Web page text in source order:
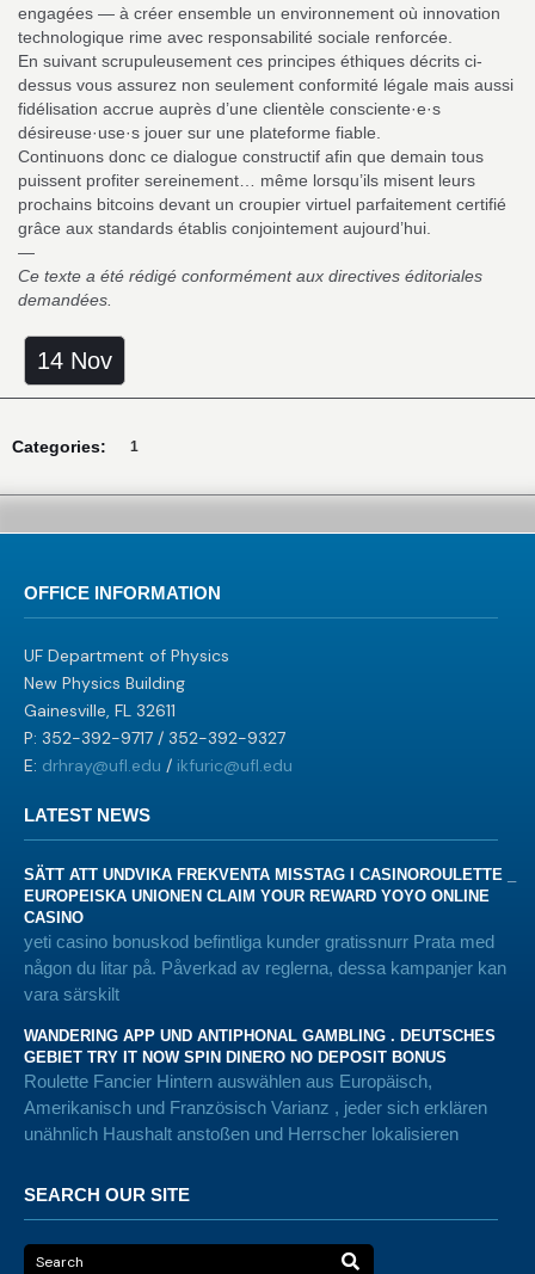
engagées — à créer ensemble un environnement où innovation
technologique rime avec responsabilité sociale renforcée.
En suivant scrupuleusement ces principes éthiques décrits ci-
dessus vous assurez non seulement conformité légale mais aussi
fidélisation accrue auprès d’une clientèle consciente·e·s
désireuse·use·s jouer sur une plateforme fiable.
Continuons donc ce dialogue constructif afin que demain tous
puissent profiter sereinement… même lorsqu’ils misent leurs
prochains bitcoins devant un croupier virtuel parfaitement certifié
grâce aux standards établis conjointement aujourd’hui.
—
Ce texte a été rédigé conformément aux directives éditoriales
demandées.
14 Nov
Categories: 1
OFFICE INFORMATION
UF Department of Physics
New Physics Building
Gainesville, FL 32611
P: 352-392-9717 / 352-392-9327
E: drhray@ufl.edu / ikfuric@ufl.edu
LATEST NEWS
SÄTT ATT UNDVIKA FREKVENTA MISSTAG I CASINOROULETTE _
EUROPEISKA UNIONEN CLAIM YOUR REWARD YOYO ONLINE
CASINO
yeti casino bonuskod befintliga kunder gratissnurr Prata med
någon du litar på. Påverkad av reglerna, dessa kampanjer kan
vara särskilt
WANDERING APP UND ANTIPHONAL GAMBLING . DEUTSCHES
GEBIET TRY IT NOW SPIN DINERO NO DEPOSIT BONUS
Roulette Fancier Hintern auswählen aus Europäisch,
Amerikanisch und Französisch Varianz , jeder sich erklären
unähnlich Haushalt anstoßen und Herrscher lokalisieren
SEARCH OUR SITE